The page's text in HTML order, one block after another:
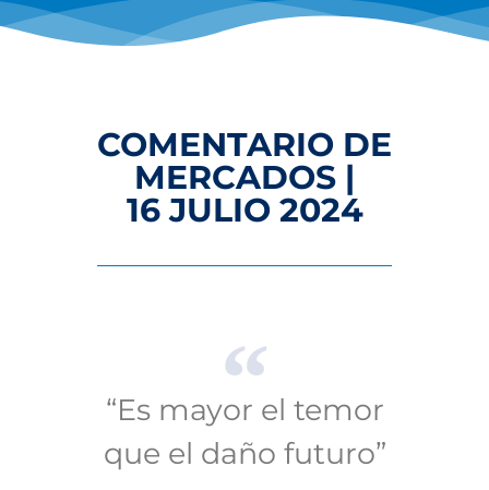
COMENTARIO DE
MERCADOS |
16 JULIO 2024
“Es mayor el temor
que el daño futuro”